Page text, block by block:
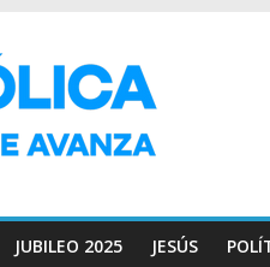
JUBILEO 2025 JESÚS